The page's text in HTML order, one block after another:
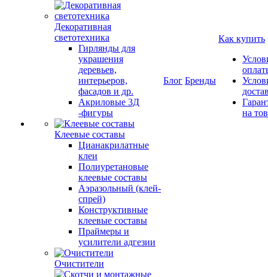
Декоративная
светотехника
Гирлянды для
украшения
деревьев,
интерьеров,
фасадов и др.
Акриловые 3Д
-фигуры
Клеевые составы
Цианакрилатные
клеи
Полиуретановые
клеевые составы
Аэразольный (клей-
спрей)
Конструктивные
клеевые составы
Праймеры и
усилители адгезии
Очистители
Блог Бренды
Как купить
на